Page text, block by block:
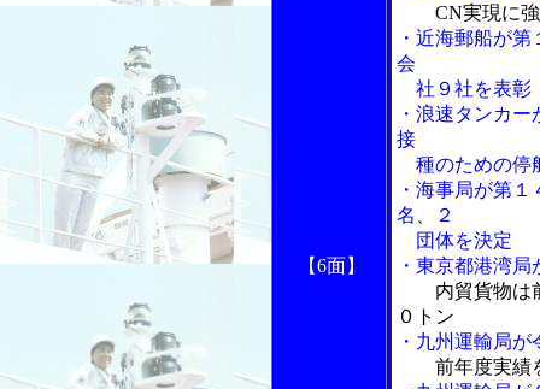
【6面】
CN実現に
・近海郵船が
会
社９社を表彰
・浪速タンカ
接
種のための停
・海事局が第
名、２
団体を決定
・東京都港湾
内貿貨物は
０トン
・九州運輸局
前年度実績